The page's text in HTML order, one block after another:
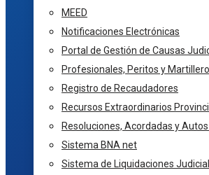
MEED
Notificaciones Electrónicas
Portal de Gestión de Causas
Profesionales, Peritos y
Registro de Recaudadores
Recursos Extraordinarios
Resoluciones, Acordadas y
Sistema BNA net
Sistema de Liquidaciones